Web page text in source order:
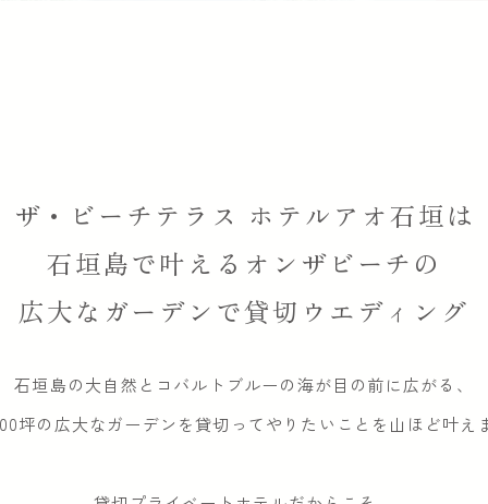
ザ・ビーチテラス ホテルアオ石垣は
石垣島で叶えるオンザビーチの
広大なガーデンで貸切ウエディング
石垣島の大自然とコバルトブルーの海が目の前に広がる、
坪の広大なガーデンを貸切ってやりたいことを山ほど叶え